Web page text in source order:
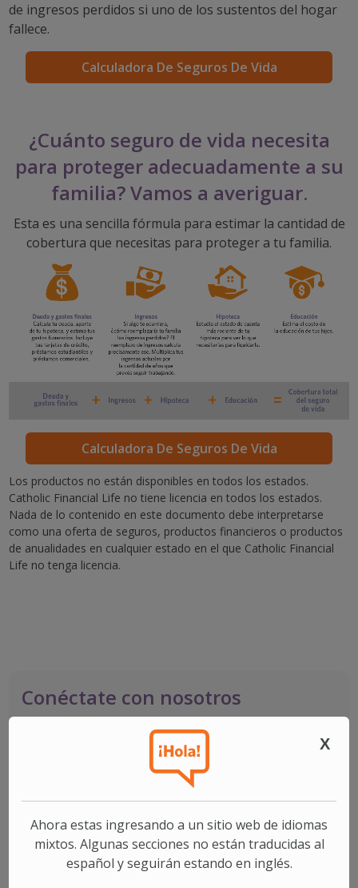
CENTRO DE SERVICIO
REFERRAL PROGRAM
CATHOLIC FINANCIAL LIFE FOUNDATION
HISTORY & HERITAGE
NEWSROOM
FIVE WISHES
GLOSARIO
PREGUNTAS FRECUENTES
de ingresos perdidos si uno de los sustentos del hogar
fallece.
Calculadora De Seguros De Vida
¿Cuánto seguro de vida necesita
para proteger adecuadamente a su
familia? Vamos a averiguar.
Esta es una sencilla fórmula para estimar la cantidad de
cobertura que necesitas para proteger a tu familia.
Calculadora De Seguros De Vida
Los productos no están disponibles en todos los estados.
Catholic Financial Life no tiene licencia en todos los estados.
Nada de lo contenido en este documento debe interpretarse
como una oferta de seguros, productos financieros o productos
de anualidades en cualquier estado en el que Catholic Financial
Life no tenga licencia.
Conéctate con nosotros
equipo se comunicará contigo en un plazo de 24 a 48 horas.
Apellido
Teléfono
X
Ahora estas ingresando a un sitio web de idiomas
mixtos. Algunas secciones no están traducidas al
español y seguirán estando en inglés.